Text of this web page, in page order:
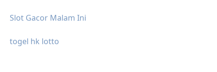
Slot Gacor Malam Ini
togel hk lotto